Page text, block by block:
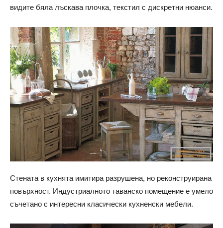
видите бяла лъскава плочка, текстил с дискретни нюанси.
Стената в кухнята имитира разрушена, но реконструирана
повърхност. Индустриалното таванско помещение е умело
съчетано с интересни класически кухненски мебели.